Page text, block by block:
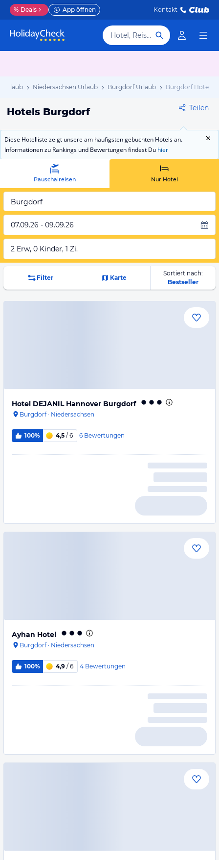
% Deals App öffnen Kontakt
Hotel, Reiseziel
Urlaub Niedersachsen Urlaub Burgdorf Urlaub Burgdorf Hotels
Hotels Burgdorf Teilen
Diese Hotelliste zeigt unsere am häufigsten gebuchten Hotels an.
Informationen zu Rankings und Bewertungen findest Du hier
Pauschalreisen Nur Hotel
Burgdorf
07.09.26 - 09.09.26
2 Erw, 0 Kinder, 1 Zi.
Filter Karte
Sortiert nach:
Bestseller
Hotel DEJANIL Hannover Burgdorf
Burgdorf· Niedersachsen
100% 4,5 / 6 6 Bewertungen
Ayhan Hotel
Burgdorf· Niedersachsen
100% 4,9 / 6 4 Bewertungen